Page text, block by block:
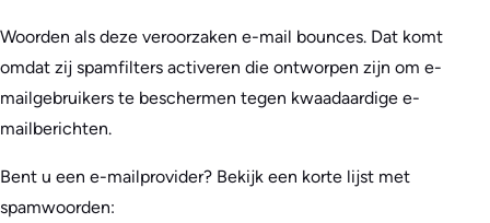
Woorden als deze veroorzaken e-mail bounces. Dat komt
omdat zij spamfilters activeren die ontworpen zijn om e-
mailgebruikers te beschermen tegen kwaadaardige e-
mailberichten.
Bent u een e-mailprovider? Bekijk een korte lijst met
spamwoorden: